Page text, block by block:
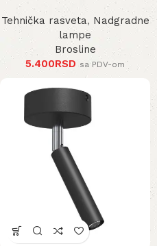
80 mm 170 mm 2284 mm
Tehnička rasveta, Nadgradne
lampe
Brosline
5.400RSD sa PDV-om